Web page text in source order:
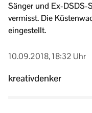
Sänger und Ex-
vermisst. Die
eingestellt.
10.09.2018, 18:32 Uhr
kreativdenker